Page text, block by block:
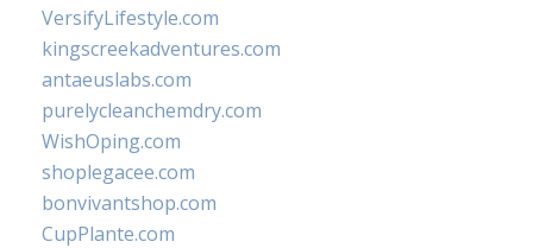
VersifyLifestyle.com
kingscreekadventures.com
antaeuslabs.com
purelycleanchemdry.com
WishOping.com
shoplegacee.com
bonvivantshop.com
CupPlante.com